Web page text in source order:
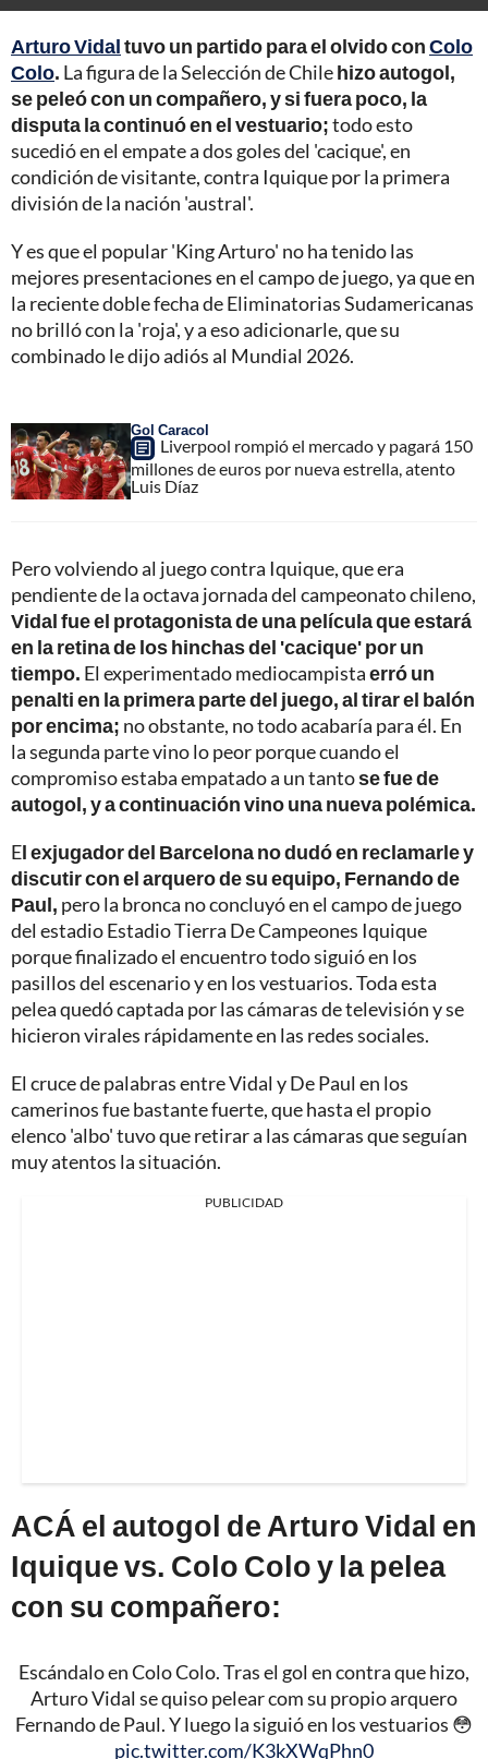
Arturo Vidaltuvo un partido para el olvido conColo
Colo. La figura de la Selección de Chilehizo autogol,
se peleó con un compañero, y si fuera poco, la
disputa la continuó en el vestuario;todo esto
sucedió en el empate a dos goles del 'cacique', en
condición de visitante, contra Iquique por la primera
división de la nación 'austral'.
Y es que el popular 'King Arturo' no ha tenido las
mejores presentaciones en el campo de juego, ya que en
la reciente doble fecha de Eliminatorias Sudamericanas
no brilló con la 'roja', y a eso adicionarle, que su
combinado le dijo adiós al Mundial 2026.
Gol Caracol
Liverpool rompió el mercado y pagará 150
millones de euros por nueva estrella, atento
Luis Díaz
Pero volviendo al juego contra Iquique, que era
pendiente de la octava jornada del campeonato chileno,
Vidal fue el protagonista de una película que estará
en la retina de los hinchas del 'cacique' por un
tiempo. El experimentado mediocampistaerró un
penalti en la primera parte del juego, al tirar el balón
por encima; no obstante, no todo acabaría para él. En
la segunda parte vino lo peor porque cuando el
compromiso estaba empatado a un tantose fue de
autogol, y a continuación vino una nueva polémica.
El exjugador del Barcelona no dudó en reclamarle y
discutir con el arquero de su equipo, Fernando de
Paul, pero la bronca no concluyó en el campo de juego
del estadio Estadio Tierra De Campeones Iquique
porque finalizado el encuentro todo siguió en los
pasillos del escenario y en los vestuarios. Toda esta
pelea quedó captada por las cámaras de televisión y se
hicieron virales rápidamente en las redes sociales.
El cruce de palabras entre Vidal y De Paul en los
camerinos fue bastante fuerte, que hasta el propio
elenco 'albo' tuvo que retirar a las cámaras que seguían
muy atentos la situación.
PUBLICIDAD
ACÁ el autogol de Arturo Vidal en
Iquique vs. Colo Colo y la pelea
con su compañero:
Escándalo en Colo Colo. Tras el gol en contra que hizo,
Arturo Vidal se quiso pelear com su propio arquero
Fernando de Paul. Y luego la siguió en los vestuarios 😳
pic.twitter.com/K3kXWqPhn0